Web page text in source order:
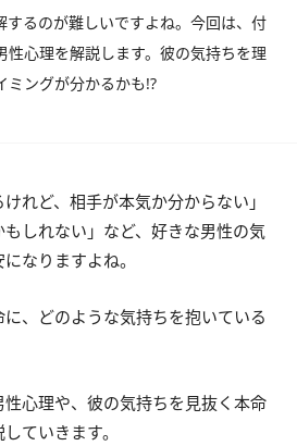
するのが難しいですよね。今回は、付
性心理を解説します。彼の気持ちを理
ミングが分かるかも!?
れど、相手が本気か分からない」
もしれない」など、好きな男性の気
なりますよね。
、どのような気持ちを抱いている
心理や、彼の気持ちを見抜く本命
ていきます。